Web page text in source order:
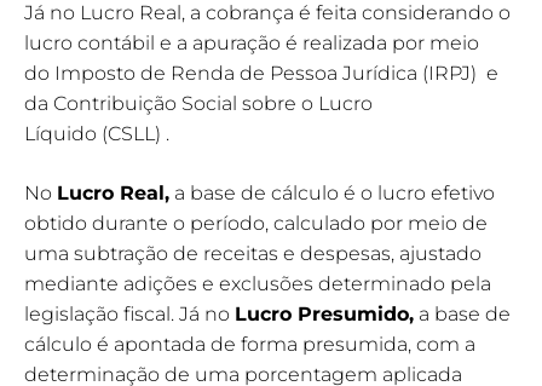
Já no Lucro Real, a cobrança é feita considerando o
lucro contábil e a apuração é realizada por meio
do Imposto de Renda de Pessoa Jurídica (IRPJ) e
da Contribuição Social sobre o Lucro
Líquido (CSLL) .
No Lucro Real, a base de cálculo é o lucro efetivo
obtido durante o período, calculado por meio de
uma subtração de receitas e despesas, ajustado
mediante adições e exclusões determinado pela
legislação fiscal. Já no Lucro Presumido, a base de
cálculo é apontada de forma presumida, com a
determinação de uma porcentagem aplicada